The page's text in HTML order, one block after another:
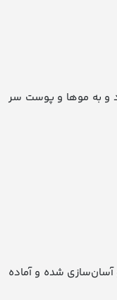
و به موها و پوست سر
آسان‌سازی شده و آماده